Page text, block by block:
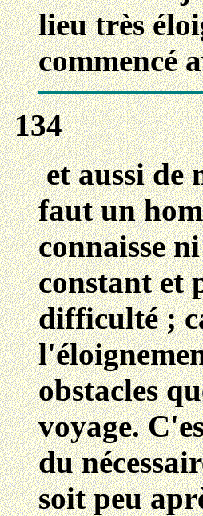
lieu très
commencé
134
et aussi de
faut un
connaisse
constant et
difficulté ;
obstacles
voyage.
du
soit peu